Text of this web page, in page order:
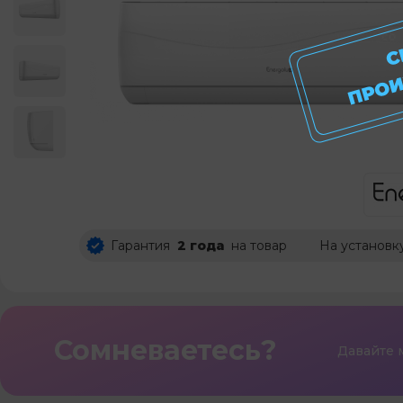
Гарантия 2 года на товар На
Сомневаетесь? Давайте